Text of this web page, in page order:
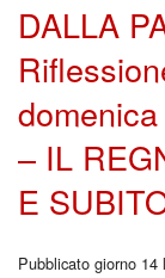
DALLA
– IL
E
Pubblicato giorno 14